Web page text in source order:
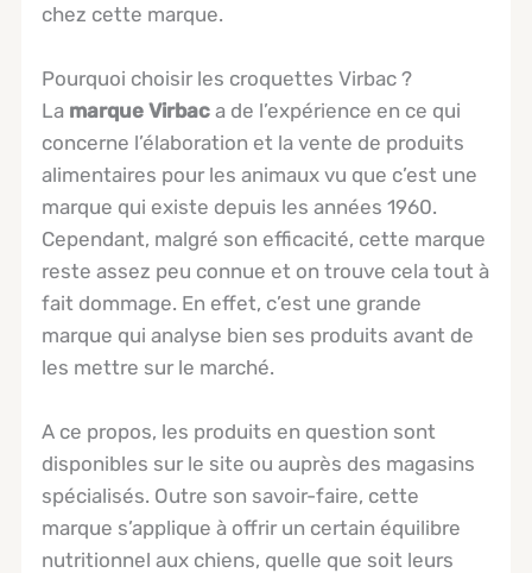
chez cette marque.
Pourquoi choisir les croquettes Virbac ?
La marque Virbac a de l’expérience en ce qui
concerne l’élaboration et la vente de produits
alimentaires pour les animaux vu que c’est une
marque qui existe depuis les années 1960.
Cependant, malgré son efficacité, cette marque
reste assez peu connue et on trouve cela tout à
fait dommage. En effet, c’est une grande
marque qui analyse bien ses produits avant de
les mettre sur le marché.
A ce propos, les produits en question sont
disponibles sur le site ou auprès des magasins
spécialisés. Outre son savoir-faire, cette
marque s’applique à offrir un certain équilibre
nutritionnel aux chiens, quelle que soit leurs